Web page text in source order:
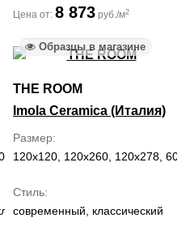
Цена от: 8 873 руб./м2
Образцы в магазине
THE ROOM
Imola Ceramica (Италия)
Размер
120x120, 120x260, 120x278,
Стиль
современный, классический